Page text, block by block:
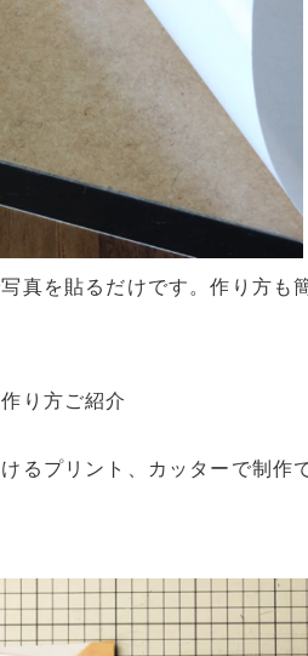
真を貼るだけです。作り方も
り方ご紹介
るプリント、カッターで制作